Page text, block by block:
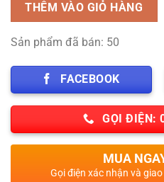
THÊM VÀO GIỎ HÀNG
Sản phẩm đã bán: 50
FACEBOOK
GỌI ĐIỆN:
MUA
Gọi điện xác nhận và